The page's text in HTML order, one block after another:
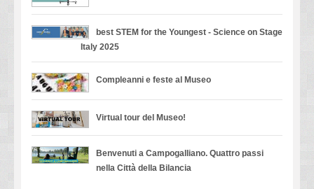
best STEM for the Youngest - Science on Stage
Italy 2025
Compleanni e feste al Museo
Virtual tour del Museo!
Benvenuti a Campogalliano. Quattro passi
nella Città della Bilancia